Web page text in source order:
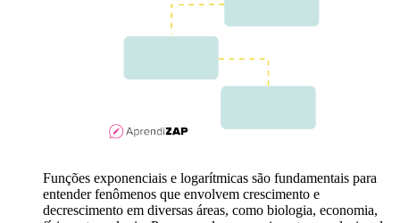
Funções exponenciais e logarítmicas são fundamentais para
entender fenômenos que envolvem crescimento e
decrescimento em diversas áreas, como biologia, economia,